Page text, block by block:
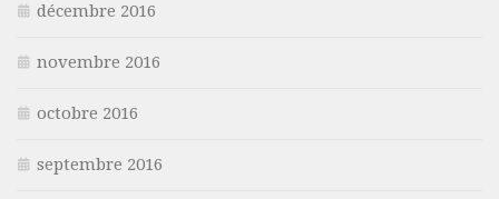
décembre 2016
novembre 2016
octobre 2016
septembre 2016